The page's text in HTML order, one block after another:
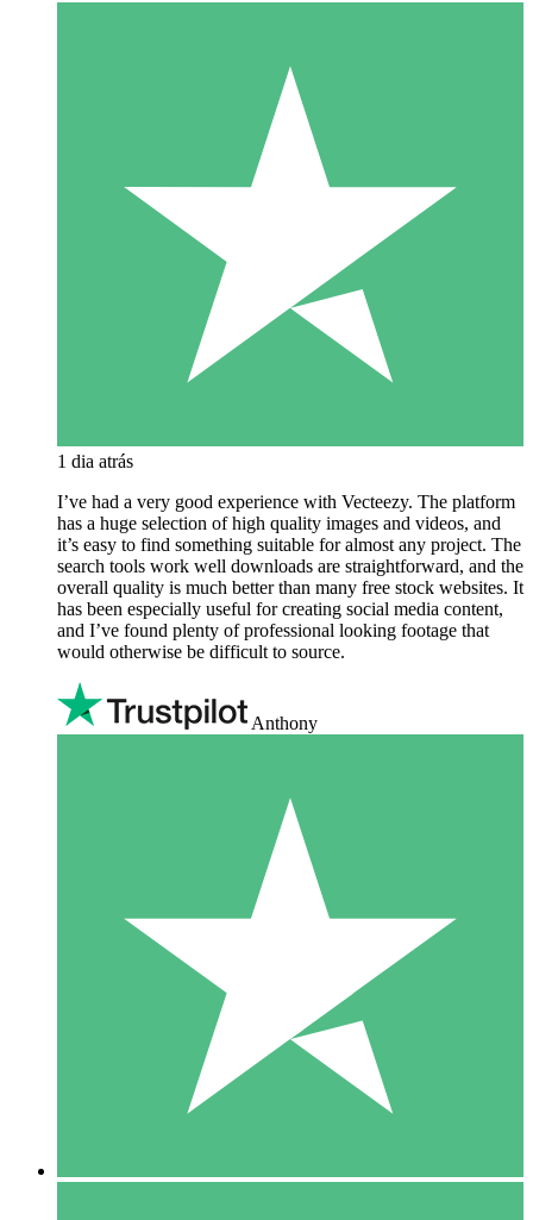
1 dia atrás
I’ve had a very good experience with Vecteezy. The platform
has a huge selection of high quality images and videos, and
it’s easy to find something suitable for almost any project. The
search tools work well downloads are straightforward, and the
overall quality is much better than many free stock websites. It
has been especially useful for creating social media content,
and I’ve found plenty of professional looking footage that
would otherwise be difficult to source.
Anthony